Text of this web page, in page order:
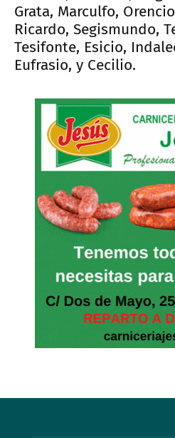
Grata, Marculfo,
Ricardo, Segismundo,
Tesifonte, Esicio,
Eufrasio, y Cecilio.